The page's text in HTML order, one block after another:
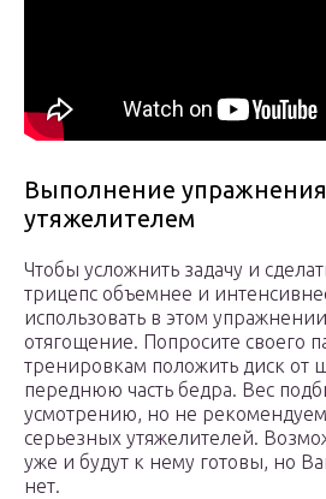
Выполнение
утяжелителем
Чтобы усложнить задачу и
трицепс объемнее и
использовать в этом
отягощение. Попросите своего
тренировкам положить диск от
переднюю часть бедра. Вес
усмотрению, но не рекомендуем
серьезных утяжелителей.
уже и будут к нему готовы, но
нет.